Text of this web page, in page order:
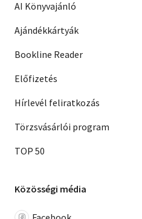
AI Könyvajánló
Ajándékkártyák
Bookline Reader
Előfizetés
Hírlevél feliratkozás
Törzsvásárlói program
TOP 50
Közösségi média